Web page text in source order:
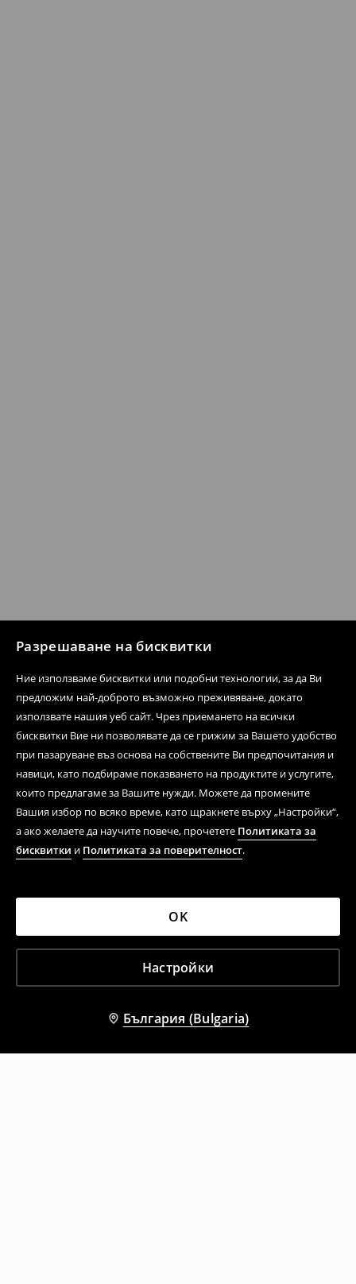
Разрешаване на бисквитки
Ние използваме бисквитки или подобни технологии, за да Ви
предложим най-доброто възможно преживяване, докато
използвате нашия уеб сайт. Чрез приемането на всички
бисквитки Вие ни позволявате да се грижим за Вашето удобство
при пазаруване въз основа на собствените Ви предпочитания и
навици, като подбираме показването на продуктите и услугите,
които предлагаме за Вашите нужди. Можете да промените
Вашия избор по всяко време, като щракнете върху „Настройки“,
а ако желаете да научите повече, прочетете Политиката за
бисквитки и Политиката за поверителност.
Настройки
OK
България (Bulgaria)